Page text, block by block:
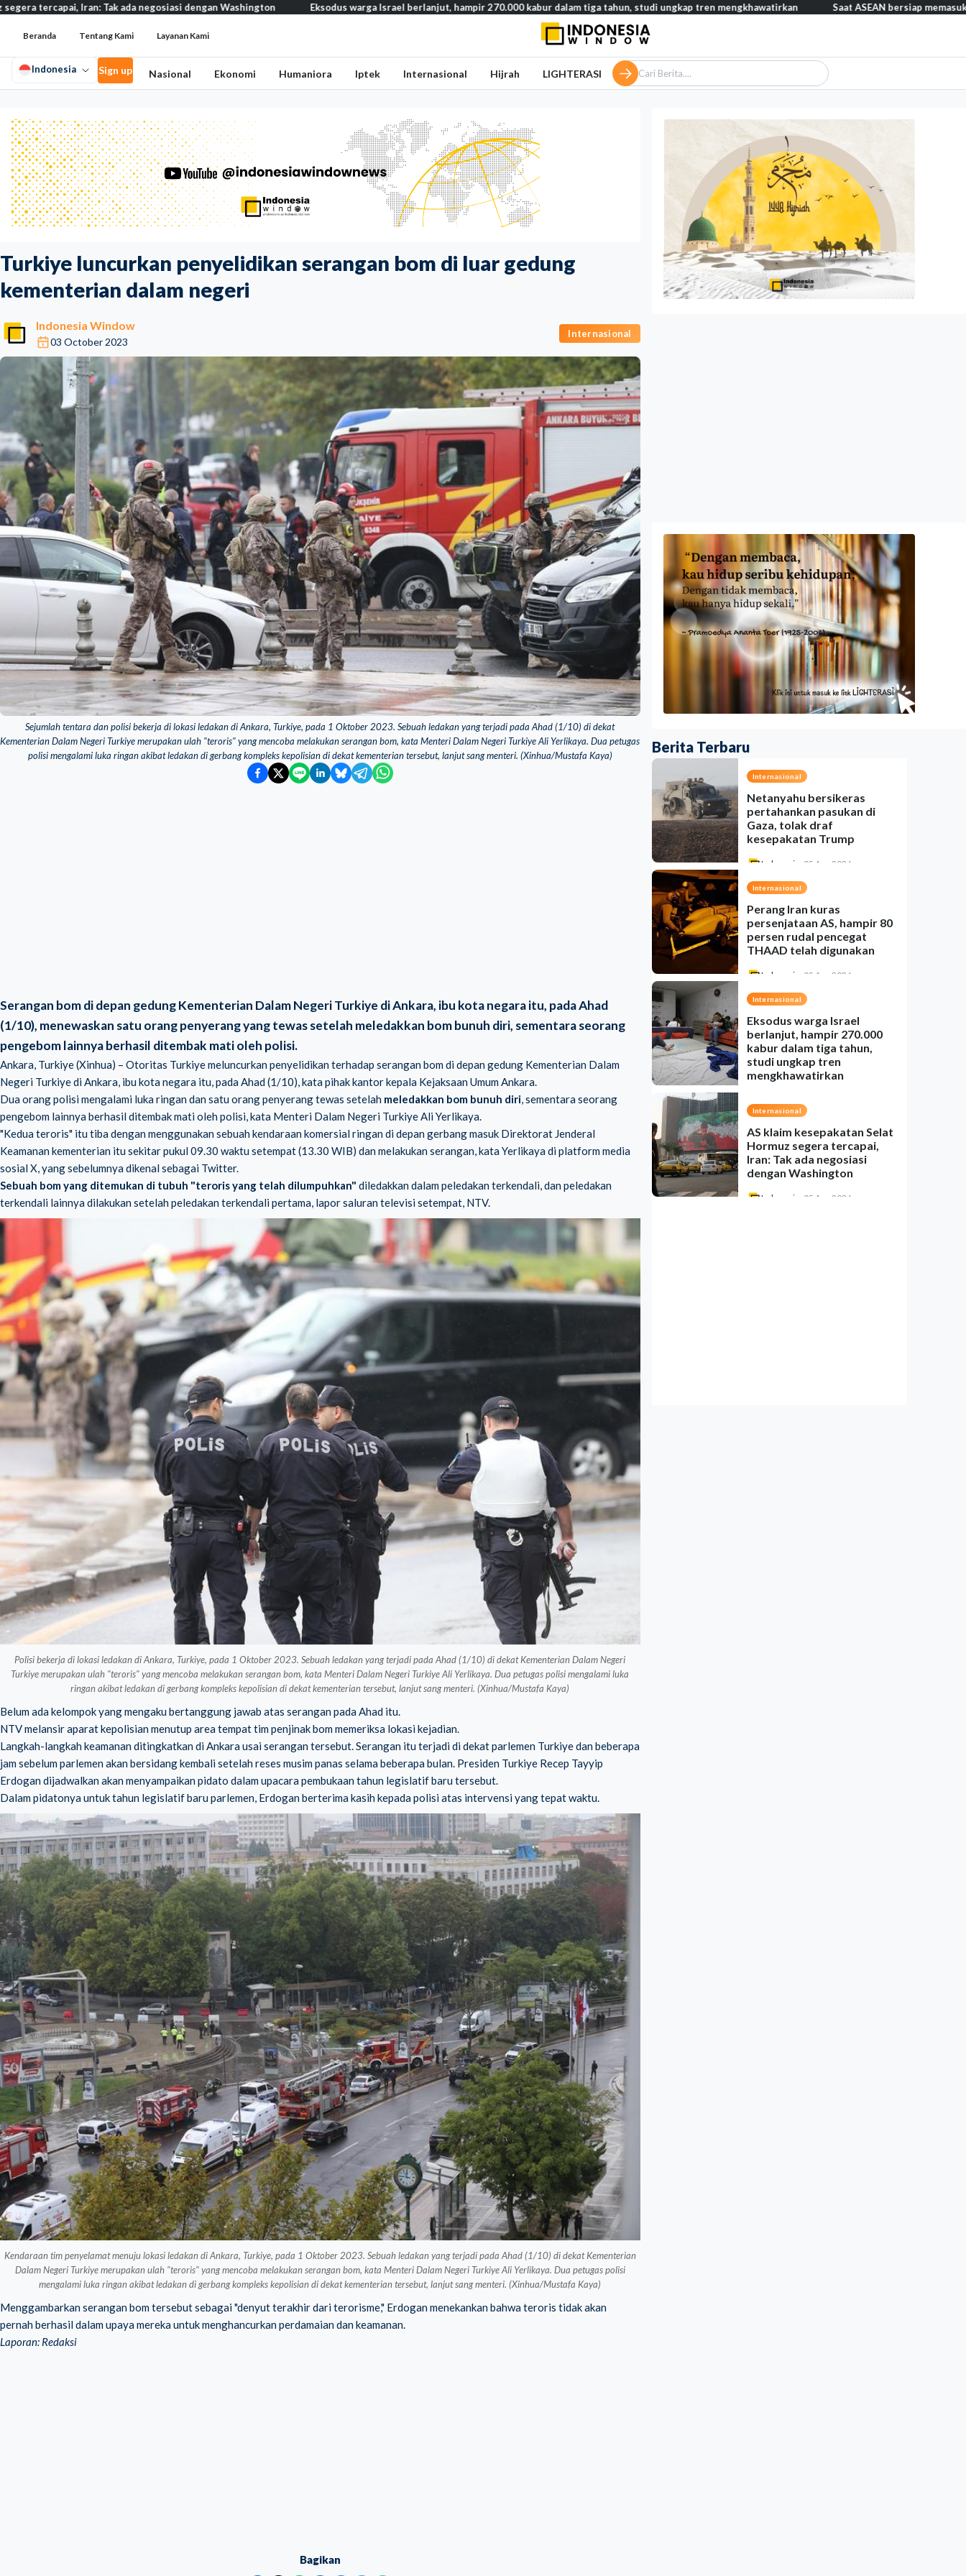
Turkiye luncurkan penyelidikan serangan bom di luar gedung
kementerian dalam negeri
Indonesia Window
03 October 2023
Internasional
Sejumlah tentara dan polisi bekerja di lokasi ledakan di Ankara, Turkiye, pada 1 Oktober 2023. Sebuah ledakan yang terjadi pada Ahad (1/10) di dekat
Kementerian Dalam Negeri Turkiye merupakan ulah "teroris" yang mencoba melakukan serangan bom, kata Menteri Dalam Negeri Turkiye Ali Yerlikaya. Dua petugas
polisi mengalami luka ringan akibat ledakan di gerbang kompleks kepolisian di dekat kementerian tersebut, lanjut sang menteri. (Xinhua/Mustafa Kaya)
Serangan bom di depan gedung Kementerian Dalam Negeri Turkiye di Ankara, ibu kota negara itu, pada Ahad
(1/10), menewaskan satu orang penyerang yang tewas setelah meledakkan bom bunuh diri, sementara seorang
pengebom lainnya berhasil ditembak mati oleh polisi.
Ankara, Turkiye (Xinhua) – Otoritas Turkiye meluncurkan penyelidikan terhadap serangan bom di depan gedung Kementerian Dalam
Negeri Turkiye di Ankara, ibu kota negara itu, pada Ahad (1/10), kata pihak kantor kepala Kejaksaan Umum Ankara.
Dua orang polisi mengalami luka ringan dan satu orang penyerang tewas setelah meledakkan bom bunuh diri, sementara seorang
pengebom lainnya berhasil ditembak mati oleh polisi, kata Menteri Dalam Negeri Turkiye Ali Yerlikaya.
"Kedua teroris" itu tiba dengan menggunakan sebuah kendaraan komersial ringan di depan gerbang masuk Direktorat Jenderal
Keamanan kementerian itu sekitar pukul 09.30 waktu setempat (13.30 WIB) dan melakukan serangan, kata Yerlikaya di platform media
sosial X, yang sebelumnya dikenal sebagai Twitter.
Sebuah bom yang ditemukan di tubuh "teroris yang telah dilumpuhkan" diledakkan dalam peledakan terkendali, dan peledakan
terkendali lainnya dilakukan setelah peledakan terkendali pertama, lapor saluran televisi setempat, NTV.
Polisi bekerja di lokasi ledakan di Ankara, Turkiye, pada 1 Oktober 2023. Sebuah ledakan yang terjadi pada Ahad (1/10) di dekat Kementerian Dalam Negeri
Turkiye merupakan ulah "teroris" yang mencoba melakukan serangan bom, kata Menteri Dalam Negeri Turkiye Ali Yerlikaya. Dua petugas polisi mengalami luka
ringan akibat ledakan di gerbang kompleks kepolisian di dekat kementerian tersebut, lanjut sang menteri. (Xinhua/Mustafa Kaya)
Belum ada kelompok yang mengaku bertanggung jawab atas serangan pada Ahad itu.
NTV melansir aparat kepolisian menutup area tempat tim penjinak bom memeriksa lokasi kejadian.
Langkah-langkah keamanan ditingkatkan di Ankara usai serangan tersebut. Serangan itu terjadi di dekat parlemen Turkiye dan beberapa
jam sebelum parlemen akan bersidang kembali setelah reses musim panas selama beberapa bulan. Presiden Turkiye Recep Tayyip
Erdogan dijadwalkan akan menyampaikan pidato dalam upacara pembukaan tahun legislatif baru tersebut.
Dalam pidatonya untuk tahun legislatif baru parlemen, Erdogan berterima kasih kepada polisi atas intervensi yang tepat waktu.
Kendaraan tim penyelamat menuju lokasi ledakan di Ankara, Turkiye, pada 1 Oktober 2023. Sebuah ledakan yang terjadi pada Ahad (1/10) di dekat Kementerian
Dalam Negeri Turkiye merupakan ulah "teroris" yang mencoba melakukan serangan bom, kata Menteri Dalam Negeri Turkiye Ali Yerlikaya. Dua petugas polisi
mengalami luka ringan akibat ledakan di gerbang kompleks kepolisian di dekat kementerian tersebut, lanjut sang menteri. (Xinhua/Mustafa Kaya)
Menggambarkan serangan bom tersebut sebagai "denyut terakhir dari terorisme," Erdogan menekankan bahwa teroris tidak akan
pernah berhasil dalam upaya mereka untuk menghancurkan perdamaian dan keamanan.
Laporan: Redaksi
Bagikan
Berita Terbaru
Internasional
Netanyahu bersikeras
pertahankan pasukan di
Gaza, tolak draf
kesepakatan Trump
Indonesia 05 Aug 2026
Internasional
Perang Iran kuras
persenjataan AS, hampir 80
persen rudal pencegat
THAAD telah digunakan
Indonesia 05 Aug 2026
Internasional
Eksodus warga Israel
berlanjut, hampir 270.000
kabur dalam tiga tahun,
studi ungkap tren
mengkhawatirkan
Internasional
AS klaim kesepakatan Selat
Hormuz segera tercapai,
Iran: Tak ada negosiasi
dengan Washington
Indonesia 05 Aug 2026
Tak ada negosiasi dengan Washington Eksodus warga Israel berlanjut, hampir 270.000 kabur dalam tiga tahun, studi ungkap tren mengkhawatirkan Saat ASEAN bersiap memasuki era AI, reformasi
Beranda Tentang Kami Layanan Kami
Indonesia Sign up Nasional Ekonomi Humaniora Iptek Internasional Hijrah LIGHTERASI